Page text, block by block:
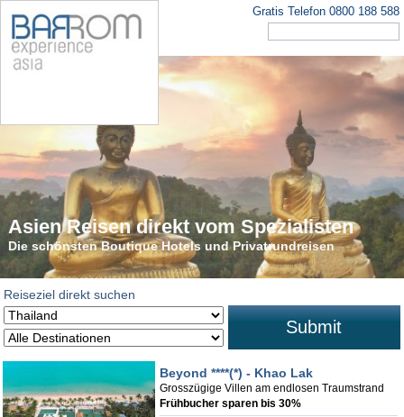
Gratis Telefon 0800 188 588
Asien Reisen direkt vom Spezialisten
Die schönsten Boutique Hotels und Privatrundreisen
Die schönsten Rundreisen in Asien
Tauchen Sie ein in den faszinierenden Kontinent
Reiseziel direkt suchen
Submit
Beyond ****(*) - Khao Lak
Grosszügige Villen am endlosen Traumstrand
Frühbucher sparen bis 30%